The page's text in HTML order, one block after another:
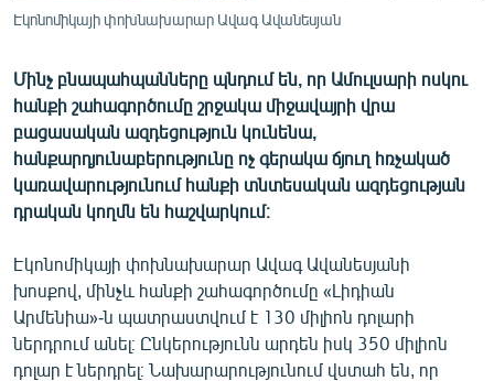
ԱՐԽԻՎ
ԲԱՆԱՎԵՃ
ՁԳՏԵԼՈՎ ԼԱՎԱԳՈՒՅՆԻՆ
ՓՈԴՔԱՍԹ
Հայերեն
English
Русский
ՀԵՏԵՎԵՔ ՄԵԶ
Էկոնոմիկայի փոխնախարար Ավագ Ավանեսյան
Մինչ բնապահպանները պնդում են, որ Ամուլսարի ոսկու
հանքի շահագործումը շրջակա միջավայրի վրա
բացասական ազդեցություն կունենա,
հանքարդյունաբերությունը ոչ գերակա ճյուղ հռչակած
կառավարությունում հանքի տնտեսական ազդեցության
դրական կողմն են հաշվարկում։
Էկոնոմիկայի փոխնախարար Ավագ Ավանեսյանի
խոսքով, մինչև հանքի շահագործումը «Լիդիան
Արմենիա»-ն պատրաստվում է 130 միլիոն դոլարի
ներդրում անել։ Ընկերությունն արդեն իսկ 350 միլիոն
դոլար է ներդրել։ Նախարարությունում վստահ են, որ